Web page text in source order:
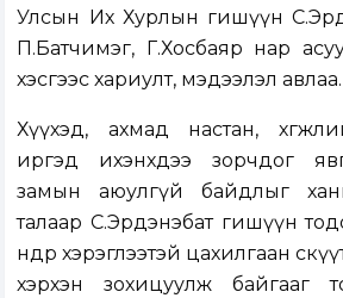
Улсын Их Хурлын гишүүн
П.Батчимэг, Г.Хосбаяр нар
хэсгээс хариулт, мэдээлэл авлаа.
Хүүхэд, ахмад настан,
иргэд ихэнхдээ зорчдог
замын аюулгүй байдлыг
талаар С.Эрдэнэбат гишүүн
өндөр хэрэглээтэй цахилгаан
хэрхэн зохицуулж байгааг